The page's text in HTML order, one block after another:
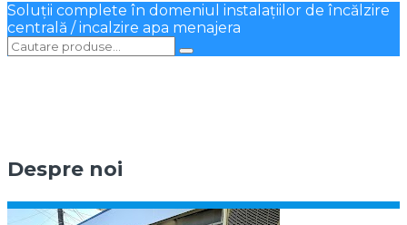
Soluții complete în domeniul instalațiilor de încălzire
centrală / incalzire apa menajera
Despre noi